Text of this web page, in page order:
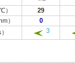
29
）
0
3